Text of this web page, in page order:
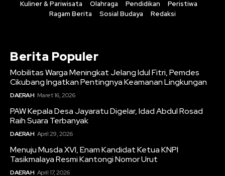
Kuliner & Pariwisata
Olahraga Pendidikan
Peristiwa
Ragam Berita
Sosial Budaya Redaksi
Berita Populer
Mobilitas Warga Meningkat Jelang Idul Fitri, Pemdes
Cikubang Ingatkan Pentingnya Keamanan Lingkungan
DAERAH Maret 16, 2026
PAW Kepala Desa Jayaratu Digelar, Idad Abdul Rosad
Raih Suara Terbanyak
DAERAH April 29, 2026
Menuju Musda XVI, Enam Kandidat Ketua KNPI
Tasikmalaya Resmi Kantongi Nomor Urut
DAERAH April 17, 2026